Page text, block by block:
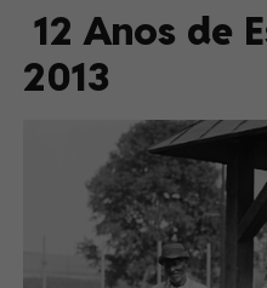
12 Anos de
2013